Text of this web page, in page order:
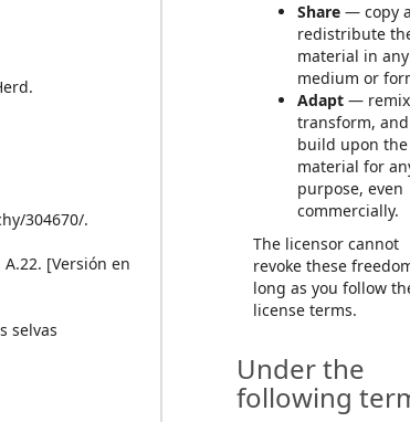
304670/.
[Versión en
selvas
Share — copy
redistribute
material in any
medium or
Adapt —
transform, and
build upon the
material for
purpose, even
commercially.
The licensor cannot
revoke these
long as you follow
license terms.
Under the
following